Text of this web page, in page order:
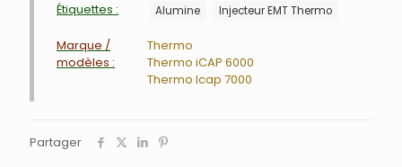
Étiquettes :
Alumine Injecteur EMT Thermo
Marque /
modèles :
Thermo
Thermo iCAP 6000
Thermo Icap 7000
Partager